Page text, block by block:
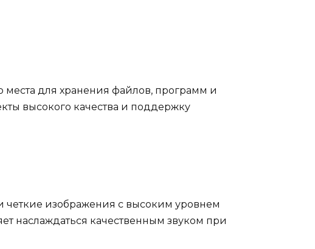
места для хранения файлов, программ и
высокого качества и поддержку
четкие изображения с высоким уровнем
наслаждаться качественным звуком при